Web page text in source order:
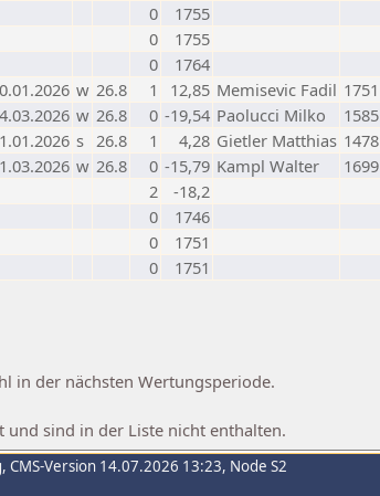
0
1755
0
1755
0
1764
w 26.8 1 12,85 Memisevic Fadil 1751
w 26.8 0 -19,54 Paolucci Milko 1585
s 26.8 1 4,28 Gietler Matthias 1478
w 26.8 0 -15,79 Kampl Walter 1699
2
-18,2
0
1746
0
1751
0
1751
in der nächsten Wertungsperiode.
sind in der Liste nicht enthalten.
, CMS-Version 14.07.2026 13:23, Node S2